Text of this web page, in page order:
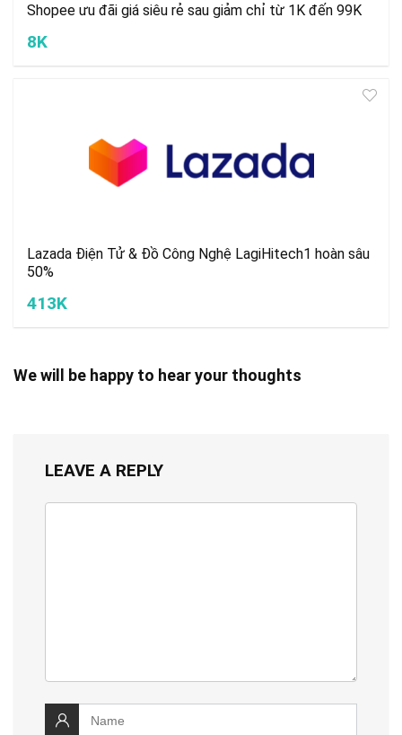
Shopee ưu đãi giá siêu rẻ sau giảm chỉ từ 1K đến 99K
8K
Lazada Điện Tử & Đồ Công Nghệ LagiHitech1 hoàn sâu
50%
413K
We will be happy to hear your thoughts
LEAVE A REPLY